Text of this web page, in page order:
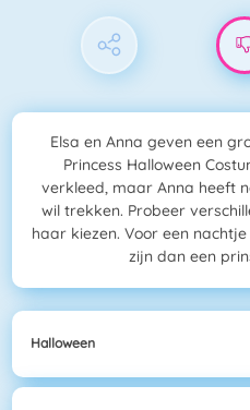
Elsa en Anna geven een
Princess Halloween
verkleed, maar Anna heeft
wil trekken. Probeer
haar kiezen. Voor een
zijn dan een
Halloween